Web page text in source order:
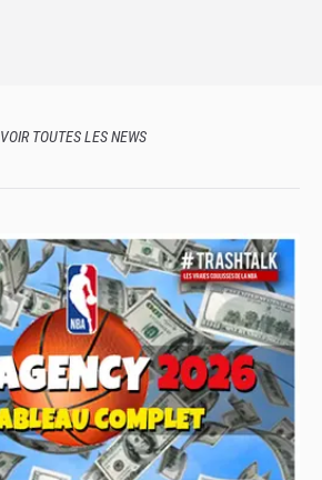
VOIR TOUTES LES NEWS